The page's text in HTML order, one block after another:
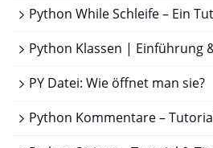
Python While Schleife – Ein
Python Klassen | Einführung
PY Datei: Wie öffnet man sie?
Python Kommentare –